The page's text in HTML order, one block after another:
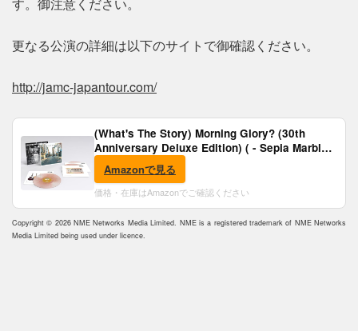
更なる公演の詳細は以下のサイトで御確認ください。
http://jamc-japantour.com/
(What's The Story) Morning Glory? (30th
Anniversary Deluxe Edition) ( - Sepia Marble
Vinyl) [Analog]
Amazonで見る
価格・在庫はAmazonでご確認ください
Copyright © 2026 NME Networks Media Limited. NME is a registered trademark of NME Networks
Media Limited being used under licence.